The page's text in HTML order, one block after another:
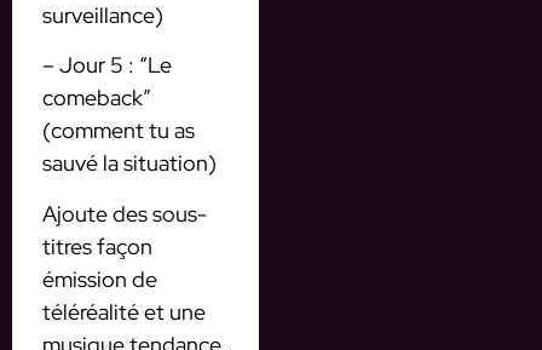
surveillance)
– Jour 5 : “Le
comeback”
(comment tu as
sauvé la situation)
Ajoute des sous-
titres façon
émission de
téléréalité et une
musique tendance.